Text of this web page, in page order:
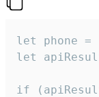
let phone =
let
if